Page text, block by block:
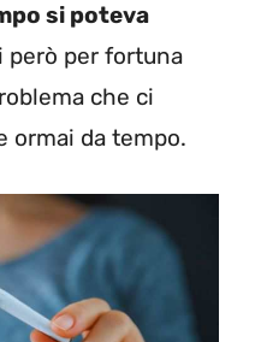
si poteva
però per fortuna
che ci
ormai da tempo.